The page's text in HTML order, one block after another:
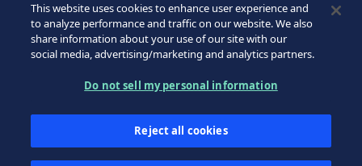
Footer
Bottom
Termos e condições de uso
Aviso de Privacidade
Direitos de Privacidade
This website uses cookies to enhance user experience and
to analyze performance and traffic on our website. We also
share information about your use of our site with our
social media, advertising/marketing and analytics partners.
Do not sell my personal information
Reject all cookies